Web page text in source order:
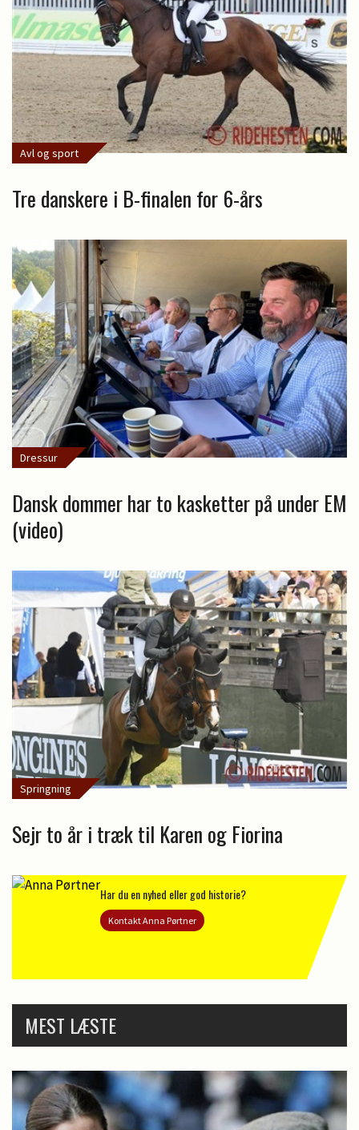
Avl og sport
Tre danskere i B-finalen for 6-års
Dressur
Dansk dommer har to kasketter på under EM
(video)
Springning
Sejr to år i træk til Karen og Fiorina
Har du en nyhed eller god historie?
Kontakt Anna Pørtner
MEST LÆSTE